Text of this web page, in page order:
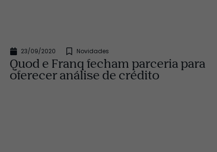
23/09/2020 Novidades
Quod e Franq fecham parceria para
oferecer análise de crédito